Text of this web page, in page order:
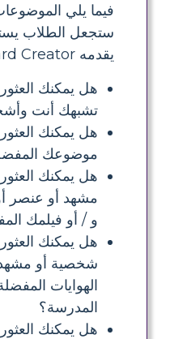
فيما يلي
ستجعل الطلاب
يقدمه Storyboard Creator:
هل يمكنك
تشبهك أنت
هل يمكنك
موضوعك
هل يمكنك
مشهد أو عنصر
و / أو فيلمك
هل يمكنك
شخصية أو مشهد
الهوايات
المدرسة؟
هل يمكنك